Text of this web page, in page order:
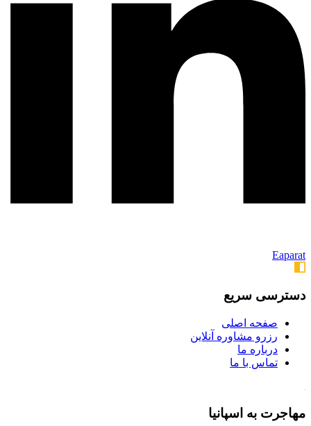
Eaparat
دسترسی سریع
صفحه اصلی
رزرو مشاوره آنلاین
درباره ما
تماس با ما
مهاجرت به اسپانیا